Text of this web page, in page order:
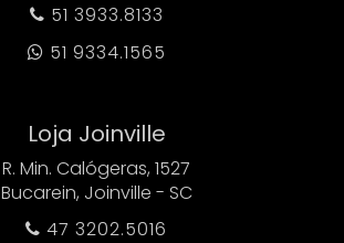
 51 3933.8133
 51 9334.1565
Loja Joinville
R. Min. Calógeras, 1527
Bucarein, Joinville - SC
 47 3202.5016